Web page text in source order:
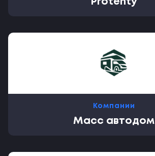
Компании
Масс автодом